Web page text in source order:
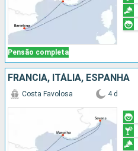
Pensão completa
FRANCIA, ITÁLIA, ESPANHA
Costa Favolosa 4 d